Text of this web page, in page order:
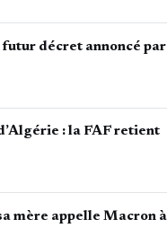
futur décret annoncé par
: la FAF retient
mère appelle Macron à